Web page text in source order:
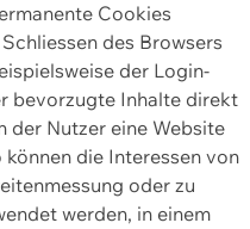
Cookies
des Browsers
der Login-
bevorzugte Inhalte direkt
der Nutzer eine Website
die Interessen von
oder zu
werden, in einem